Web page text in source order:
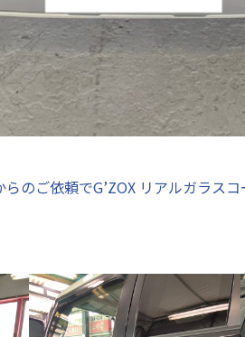
のご依頼でG’ZOX リアルガラス